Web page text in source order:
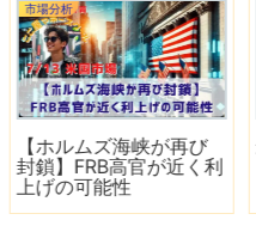
再び
く利
米国ETF
最強米国ETFを探
『VOO・VIG・
【66ヶ月間の運用